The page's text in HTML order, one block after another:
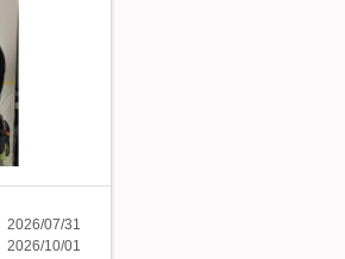
2026/07/31
2026/10/01